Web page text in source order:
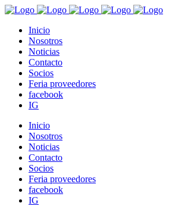
Inicio
Nosotros
Noticias
Contacto
Socios
Feria proveedores
facebook
IG
Inicio
Nosotros
Noticias
Contacto
Socios
Feria proveedores
facebook
IG